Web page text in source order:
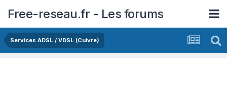
Free-reseau.fr - Les forums
Services ADSL / VDSL (Cuivre)